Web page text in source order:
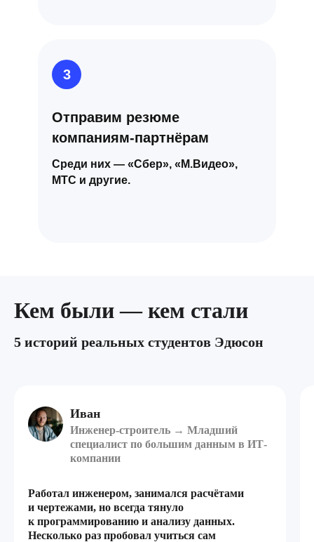
Отправим резюме
компаниям-партнёрам
3
Среди них — «Сбер», «М.Видео»,
МТС и другие.
Кем были — кем стали
5 историй реальных студентов Эдюсон
Иван
Инженер-строитель → Младший
специалист по большим данным в ИТ-
компании
Работал инженером, занимался расчётами
и чертежами, но всегда тянуло
к программированию и анализу данных.
Несколько раз пробовал учиться сам